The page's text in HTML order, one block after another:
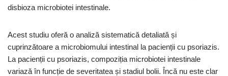
disbioza microbiotei intestinale.
Acest studiu oferă o analiză sistematică detaliată și
cuprinzătoare a microbiomului intestinal la pacienții cu psoriazis.
La pacienții cu psoriazis, compoziția microbiotei intestinale
variază în funcție de severitatea și stadiul bolii. Încă nu este clar